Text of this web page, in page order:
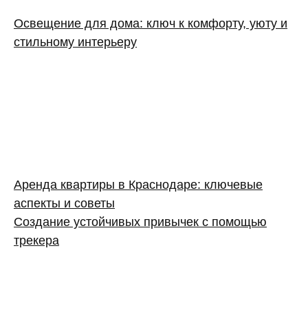
Освещение для дома: ключ к комфорту, уюту и
стильному интерьеру
Аренда квартиры в Краснодаре: ключевые
аспекты и советы
Создание устойчивых привычек с помощью
трекера